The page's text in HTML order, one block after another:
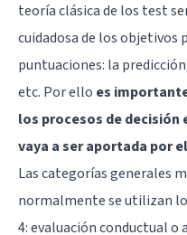
teoría clásica de los test
cuidadosa de los objetivos
puntuaciones: la
etc. Por ello es
los procesos de decisión
vaya a ser aportada por
Las categorías generales
normalmente se utilizan
4: evaluación conductual o